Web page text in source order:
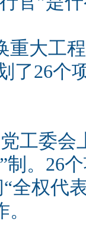
大工程
了26个
委会
。26
全权代